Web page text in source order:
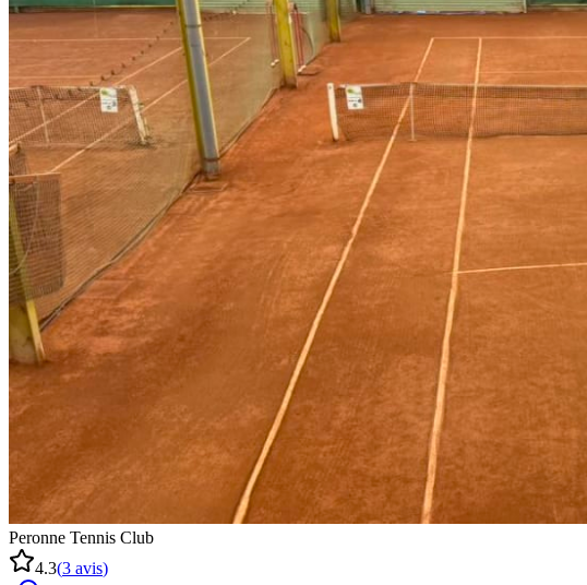
Peronne Tennis Club
4.3(3 avis)